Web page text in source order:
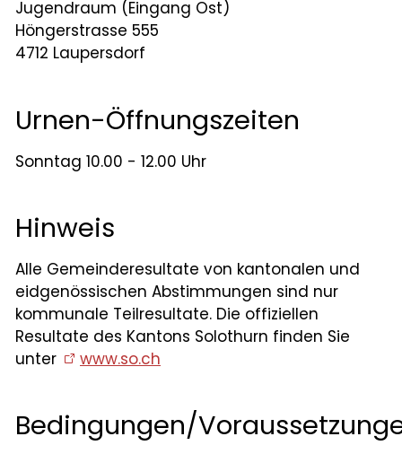
Abstimmungen / Wahlen
Gemeindeversammlung
Gemeinderat
Behördenmitglieder
Ortsparteien
Bildung
Freizeit/Kultur
Leben
Jugendraum (Eingang Ost)
Höngerstrasse 555
4712 Laupersdorf
Urnen-Öffnungszeiten
Sonntag 10.00 - 12.00 Uhr
Hinweis
Alle Gemeinderesultate von kantonalen und
eidgenössischen Abstimmungen sind nur
kommunale Teilresultate. Die offiziellen
Resultate des Kantons Solothurn finden Sie
unter
www.so.ch
Bedingungen/